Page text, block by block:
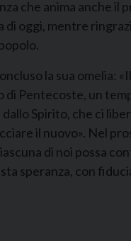
che anima anche il
di oggi, mentre
la sua omelia:
di Pentecoste, un
Spirito, che ci
il nuovo». Nel
di noi possa
speranza, con